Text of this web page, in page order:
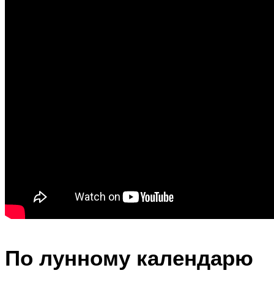
По лунному календарю